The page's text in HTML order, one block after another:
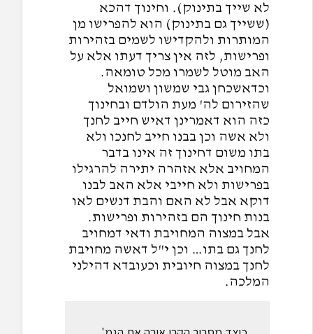
לא שייך בתינוק). וחינוך דהכא
(ששייך גם בתינוק) הוא להפרישו מן
המותרות ולהקדישו לשמים בזהירות
ופרישות, לזה אין צריך דעתו אלא על
האב מוטל לשמרו מכל טומאה.
וכדאשכחן גבי שמשון ושמואל
שהזירום לה' מעת הולדם ובחינוך
כזה הוא דאמרינן דאיש חייב לחנך
ולא אשה וכן בבנו חייב לחנכו ולא
בתו משום דחינוך זה אינו בדבר
המחויב אלא אזהרה יתירה להרגילו
בפרישות ולא חייבי אלא האב לבנו
דוקא אבל לא האם והבת דנשים לאו
בנות חינוך הם בזהירות ופרישות.
אבל במצוה המחויבת ודאי דמחויב
לחנך גם בתו… וכן י"ל דאשה מחויבת
לחנך במצוה חיובית וכעובדא דהילני
המלכה.